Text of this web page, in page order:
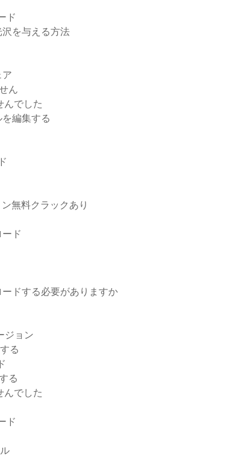
ド
を与える方法
ん
んでした
編集する
無料クラックあり
ド
ドする必要がありますか
ジョン
る
る
んでした
ド